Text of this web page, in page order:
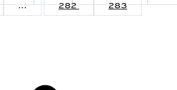
... 282 283